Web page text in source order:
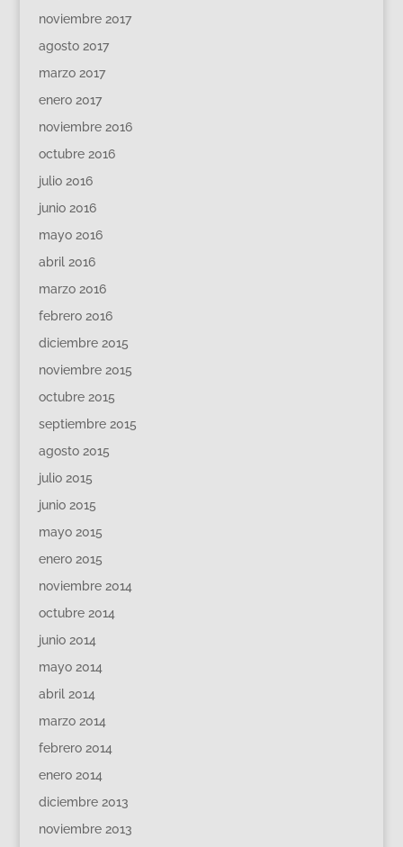
noviembre 2017
agosto 2017
marzo 2017
enero 2017
noviembre 2016
octubre 2016
julio 2016
junio 2016
mayo 2016
abril 2016
marzo 2016
febrero 2016
diciembre 2015
noviembre 2015
octubre 2015
septiembre 2015
agosto 2015
julio 2015
junio 2015
mayo 2015
enero 2015
noviembre 2014
octubre 2014
junio 2014
mayo 2014
abril 2014
marzo 2014
febrero 2014
enero 2014
diciembre 2013
noviembre 2013